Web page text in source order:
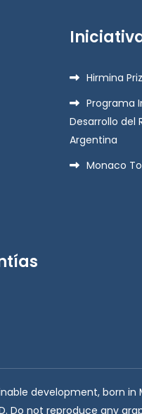
Hirmina
Programa
Desarrollo del
Argentina
Monaco
development, born in
Do not reproduce any